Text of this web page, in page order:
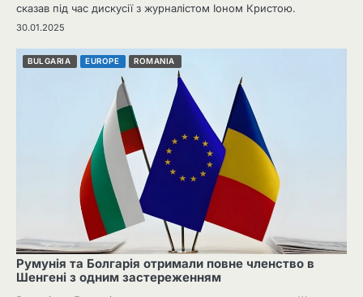
сказав під час дискусії з журналістом Іоном Кристою.
30.01.2025
BULGARIA EUROPE ROMANIA
Румунія та Болгарія отримали повне членство в
Шенгені з одним застереженням